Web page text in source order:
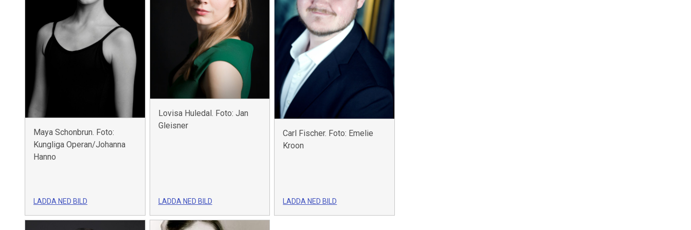
Maya Schonbrun. Foto:
Kungliga Operan/Johanna
Hanno
LADDA NED BILD
Lovisa Huledal. Foto: Jan
Gleisner
LADDA NED BILD
Carl Fischer. Foto: Emelie
Kroon
LADDA NED BILD